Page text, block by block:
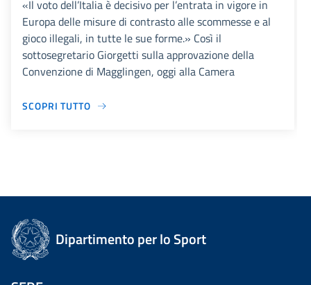
«Il voto dell’Italia è decisivo per l’entrata in vigore in
Europa delle misure di contrasto alle scommesse e al
gioco illegali, in tutte le sue forme.» Così il
sottosegretario Giorgetti sulla approvazione della
Convenzione di Magglingen, oggi alla Camera
SCOPRI TUTTO
Dipartimento per lo Sport